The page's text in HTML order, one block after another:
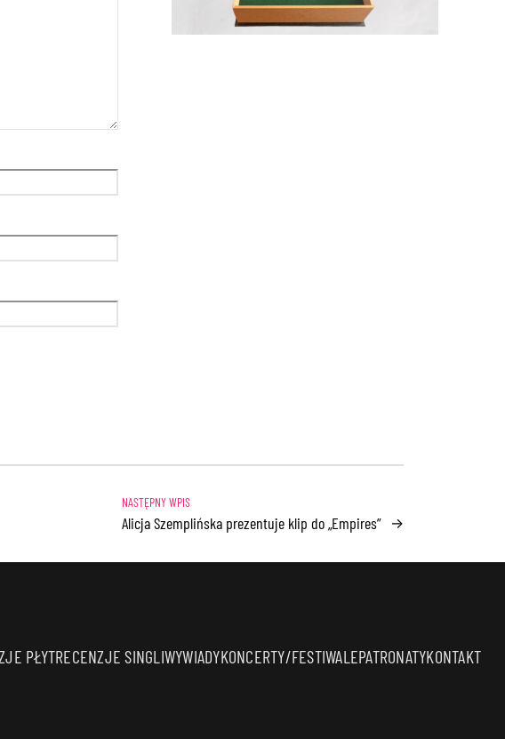
Alicja Szemplińska prezentuje klip do „Empires” →
PŁYTRECENZJE SINGLIWYWIADYKONCERTY/FESTIWALEPATRONATYKONTAKT